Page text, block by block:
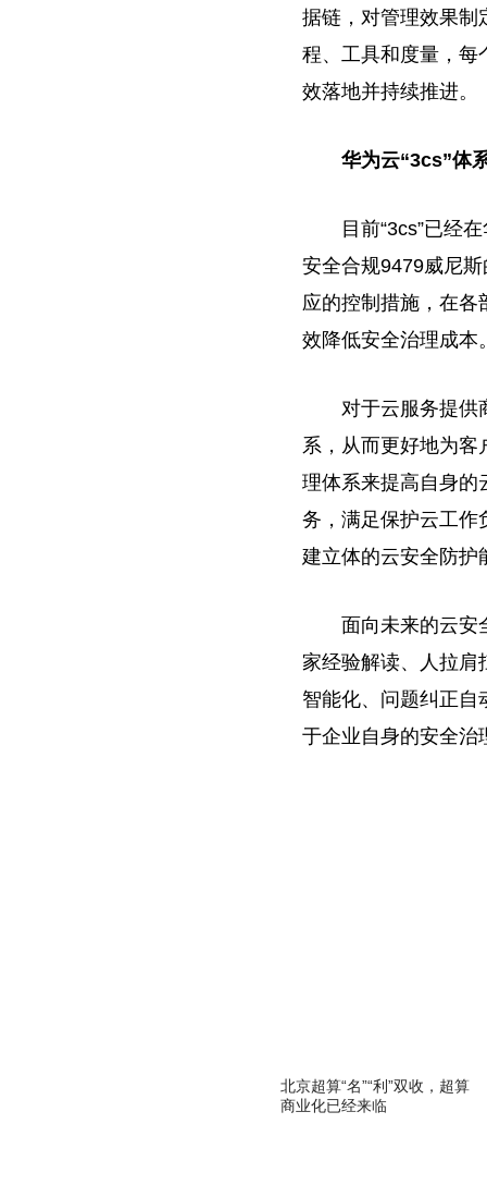
据链，对管理效果制
程、工具和度量，每
效落地并持续推进。
华为云“3cs”体
目前“3cs”已经
安全合规9479威尼
应的控制措施，在各
效降低安全治理成本
对于云服务提供
系，从而更好地为客
理体系来提高自身的
务，满足保护云工作
建立体的云安全防护
面向未来的云安
家经验解读、人拉肩
智能化、问题纠正自
于企业自身的安全治
北京超算“名”“利”双收，超算
商业化已经来临